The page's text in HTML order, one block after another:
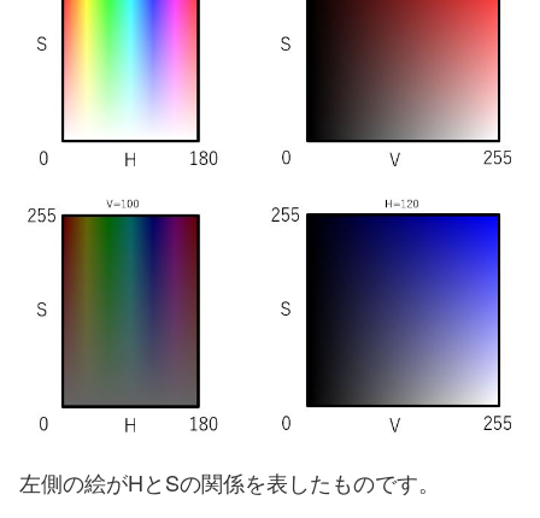
左側の絵がHとSの関係を表したものです。